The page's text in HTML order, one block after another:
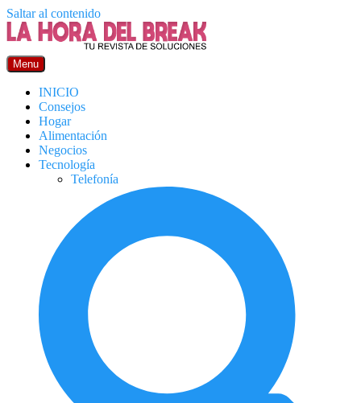
Saltar al contenido
Menu
INICIO
Consejos
Hogar
Alimentación
Negocios
Tecnología
Telefonía